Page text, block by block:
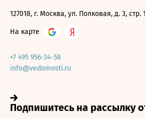
127018, г. Москва, ул. Полковая, д. 3, стр. 1
На карте
+7 495 956-34-58
info@vedomosti.ru